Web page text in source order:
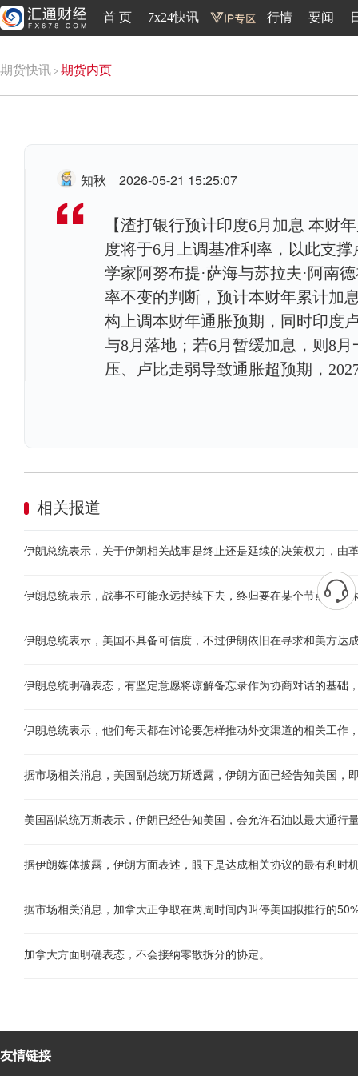
首 页 7x24快讯 行情 要闻
期货快讯 期货内页
知秋 2026-05-21 15:25:07
【渣打银行预计印度6月加息 本财
度将于6月上调基准利率，以此支
学家阿努布提·萨海与苏拉夫·阿南
率不变的判断，预计本财年累计加
构上调本财年通胀预期，同时印度
与8月落地；若6月暂缓加息，则8
压、卢比走弱导致通胀超预期，
相关报道
伊朗总统表示，关于伊朗相关战事是终止还是延续的决策权力，
伊朗总统表示，战事不可能永远持续下去，终归要在某个节点画上
伊朗总统表示，美国不具备可信度，不过伊朗依旧在寻求和美方
美国副总统万斯表示，伊朗已经告知美国，会允许石油以最大通行
据市场相关消息，加拿大正争取在两周时间内叫停美国拟推行的
加拿大方面明确表态，不会接纳零散拆分的协定。
友情链接